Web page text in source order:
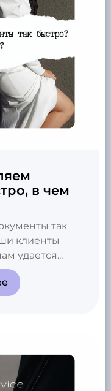
в чем
так
клиенты
удается...